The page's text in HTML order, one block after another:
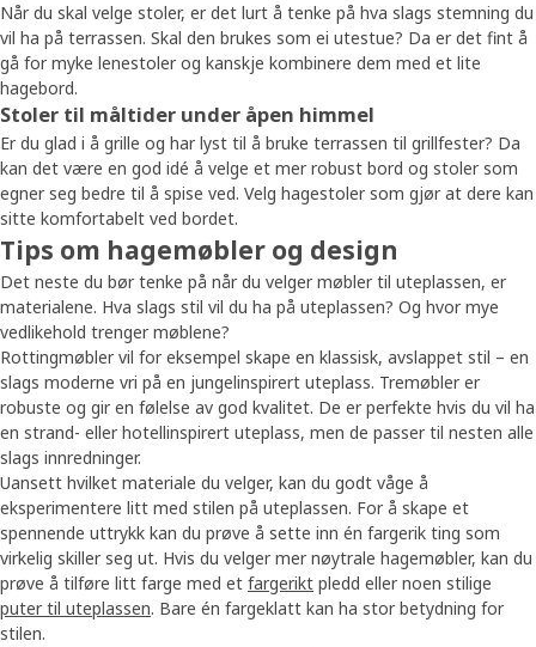
Når du skal velge stoler, er det lurt å tenke på hva slags stemning du
vil ha på terrassen. Skal den brukes som ei utestue? Da er det fint å
gå for myke lenestoler og kanskje kombinere dem med et lite
hagebord.
Stoler til måltider under åpen himmel
Er du glad i å grille og har lyst til å bruke terrassen til grillfester? Da
kan det være en god idé å velge et mer robust bord og stoler som
egner seg bedre til å spise ved. Velg hagestoler som gjør at dere kan
sitte komfortabelt ved bordet.
Tips om hagemøbler og design
Det neste du bør tenke på når du velger møbler til uteplassen, er
materialene. Hva slags stil vil du ha på uteplassen? Og hvor mye
vedlikehold trenger møblene?
Rottingmøbler vil for eksempel skape en klassisk, avslappet stil – en
slags moderne vri på en jungelinspirert uteplass. Tremøbler er
robuste og gir en følelse av god kvalitet. De er perfekte hvis du vil ha
en strand- eller hotellinspirert uteplass, men de passer til nesten alle
slags innredninger.
Uansett hvilket materiale du velger, kan du godt våge å
eksperimentere litt med stilen på uteplassen. For å skape et
spennende uttrykk kan du prøve å sette inn én fargerik ting som
virkelig skiller seg ut. Hvis du velger mer nøytrale hagemøbler, kan du
prøve å tilføre litt farge med et fargerikt pledd eller noen stilige
puter til uteplassen. Bare én fargeklatt kan ha stor betydning for
stilen.